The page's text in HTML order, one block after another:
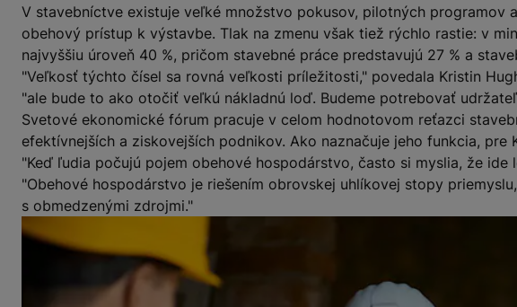
V stavebníctve existuje veľké množstvo pokusov, pilotných
obehový prístup k výstavbe. Tlak na zmenu však tiež rýchlo rastie: v
najvyššiu úroveň 40 %, pričom stavebné práce predstavujú 27 % a
"Veľkosť týchto čísel sa rovná veľkosti príležitosti," povedala Kristin
"ale bude to ako otočiť veľkú nákladnú loď. Budeme potrebovať
Svetové ekonomické fórum pracuje v celom hodnotovom reťazci
efektívnejších a ziskovejších podnikov. Ako naznačuje jeho funkcia,
"Keď ľudia počujú pojem obehové hospodárstvo, často si myslia, že
"Obehové hospodárstvo je riešením obrovskej uhlíkovej stopy
s obmedzenými zdrojmi."